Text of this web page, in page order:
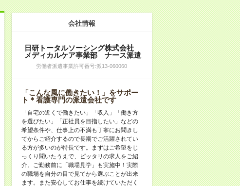
会社情報
日研トータルソーシング株式会社
メディカルケア事業部 ナース派遣
労働者派遣事業許可番号:派13-060060
「こんな風に働きたい！」をサポー
ト＊看護専門の派遣会社です
「自宅の近くで働きたい」「収入」「働き方
を選びたい」「正社員を目指したい」などの
希望条件や、仕事上の不満も丁寧にお聞きし
てからご紹介するので長期でご活躍されてい
る方が多いのが特長です。まずはご希望をじ
っくり聞いたうえで、ピッタリの求人をご紹
介。ご勤務前に「職場見学」も実施中！実際
の職場を自分の目で見てから選ぶことが出来
ます。また安心してお仕事を続けていただく